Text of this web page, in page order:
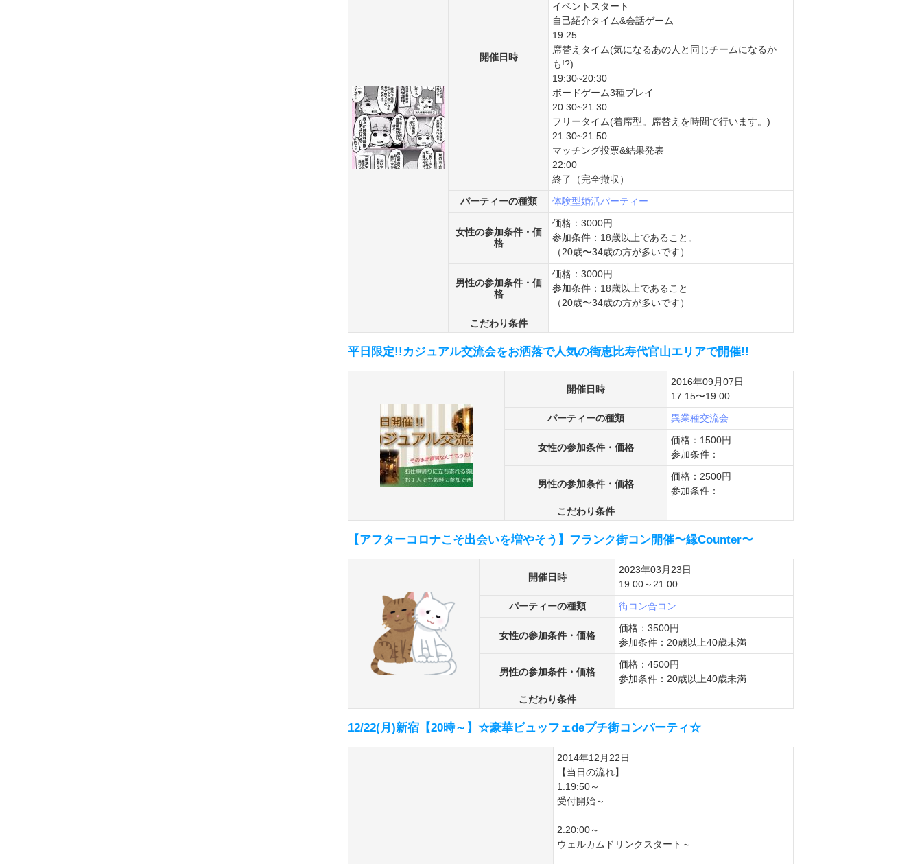
開催日時
イベントスタート
自己紹介タイム&会話ゲーム
19:25
席替えタイム(気になるあの人と同じチームになるか
も!?)
19:30~20:30
ボードゲーム3種プレイ
20:30~21:30
フリータイム(着席型。席替えを時間で行います。)
21:30~21:50
マッチング投票&結果発表
22:00
終了（完全撤収）
パーティーの種類
体験型婚活パーティー
女性の参加条件・価
格
価格：3000円
参加条件：18歳以上であること。
（20歳〜34歳の方が多いです）
男性の参加条件・価
格
価格：3000円
参加条件：18歳以上であること
（20歳〜34歳の方が多いです）
こだわり条件
平日限定!!カジュアル交流会をお洒落で人気の街恵比寿代官山エリアで開催!!
開催日時
2016年09月07日
17:15〜19:00
パーティーの種類
異業種交流会
女性の参加条件・価格
価格：1500円
参加条件：
男性の参加条件・価格
価格：2500円
参加条件：
こだわり条件
【アフターコロナこそ出会いを増やそう】フランク街コン開催〜縁Counter〜
開催日時
2023年03月23日
19:00～21:00
パーティーの種類
街コン合コン
女性の参加条件・価格
価格：3500円
参加条件：20歳以上40歳未満
男性の参加条件・価格
価格：4500円
参加条件：20歳以上40歳未満
こだわり条件
12/22(月)新宿【20時～】☆豪華ビュッフェdeプチ街コンパーティ☆
2014年12月22日
【当日の流れ】
1.19:50～
受付開始～
2.20:00～
ウェルカムドリンクスタート～